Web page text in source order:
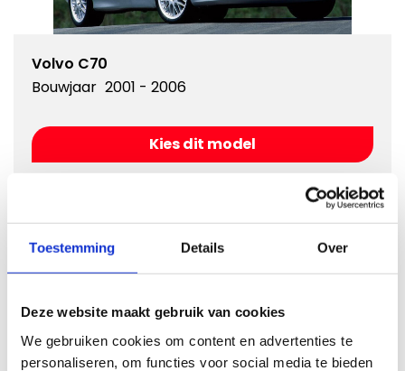
Toestemming Details Over
Deze website maakt gebruik van cookies
We gebruiken cookies om content en advertenties te
personaliseren, om functies voor social media te bieden
Volvo C70
Bouwjaar 2001 - 2006
Kies dit model
Ik weet het bouwjaar niet
op kenteken zoeken: